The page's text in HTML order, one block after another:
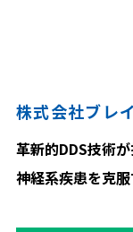
株式会社ブレ
革新的DDS技術
神経系疾患を克服